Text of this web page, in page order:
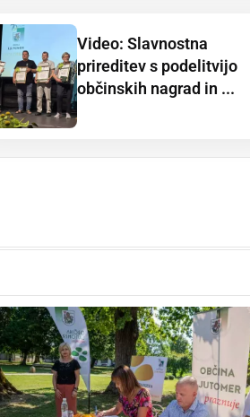
Video: Slavnostna
prireditev s podelitvijo
občinskih nagrad in ...